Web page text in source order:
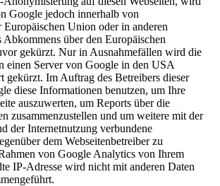
Google jedoch innerhalb von
Europäischen Union oder in anderen
Abkommens über den Europäischen
gekürzt. Nur in Ausnahmefällen wird die
einen Server von Google in den USA
gekürzt. Im Auftrag des Betreibers dieser
diese Informationen benutzen, um Ihre
auszuwerten, um Reports über die
zusammenzustellen und um weitere mit der
der Internetnutzung verbundene
dem Webseitenbetreiber zu
von Google Analytics von Ihrem
IP-Adresse wird nicht mit anderen Daten